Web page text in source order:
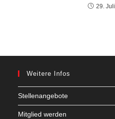
29.
Weitere Infos
Stellenangebote
Mitglied werden